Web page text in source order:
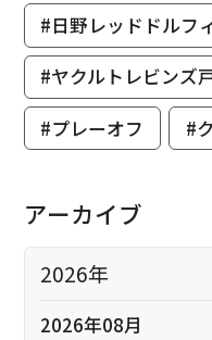
#日野レッドドルフ
#ヤクルトレビンズ
#プレーオフ
#
アーカイブ
2026年
2026年08月